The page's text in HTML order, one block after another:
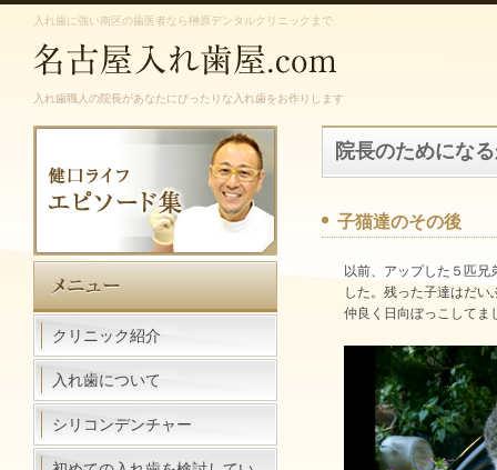
入れ歯に強い南区の歯医者なら榊原デンタルクリニックまで
入れ歯職人の院長があなたにぴったりな入れ歯をお作りします
院長のためにな
子猫達のその後
以前、アップした５匹
した。残った子達はだ
仲良く日向ぼっこしてま
クリニック紹介
入れ歯について
シリコンデンチャー